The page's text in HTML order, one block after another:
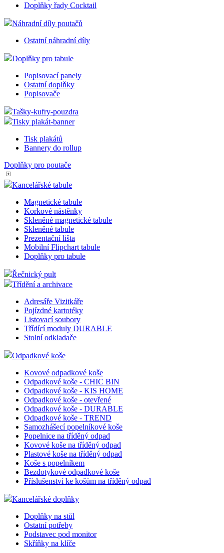
Komponenty poutačů
Doplňky na Freestand
Komponenty pro Áčka
Doplňky pro Windtalker
Montážní sety na Rámy
Doplňky na Info Board
Doplňky řady Cocktail
Náhradní díly poutačů
Ostatní náhradní díly
Doplňky pro tabule
Popisovací panely
Ostatní doplňky
Popisovače
Tisky plakát-banner
Tisk plakátů
Bannery do rollup
Doplňky pro poutače
Kancelářské tabule
Magnetické tabule
Korkové nástěnky
Skleněné magnetické tabule
Skleněné tabule
Prezentační lišta
Mobilní Flipchart tabule
Doplňky pro tabule
Řečnický pult
Třídění a archivace
Adresáře Vizitkáře
Pojízdné kartotéky
Listovací soubory
Třídící moduly DURABLE
Stolní odkladače
Odpadkové koše
Kovové odpadkové koše
Odpadkové koše - CHIC BIN
Odpadkové koše - KIS HOME
Odpadkové koše - otevřené
Odpadkové koše - DURABLE
Odpadkové koše - TREND
Samozhášecí popelníkové koše
Popelnice na tříděný odpad
Kovové koše na tříděný odpad
Plastové koše na tříděný odpad
Koše s popelníkem
Bezdotykové odpadkové koše
Příslušenství ke košům na tříděný odpad